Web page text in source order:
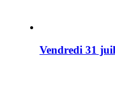
Vendredi 31